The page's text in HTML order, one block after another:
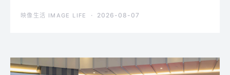
映像生活 IMAGE LIFE 2026-08-07